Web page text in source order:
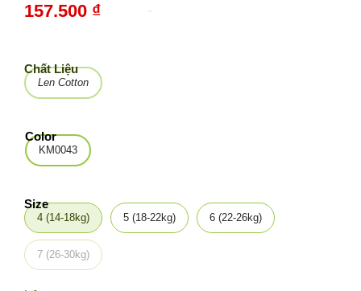
4 (14-18kg) 5 (18-22kg) 6 (22-26kg)
7 (26-30kg)
Size
Len Cotton
Chất Liệu
KM0043
Color
-
157.500 ₫